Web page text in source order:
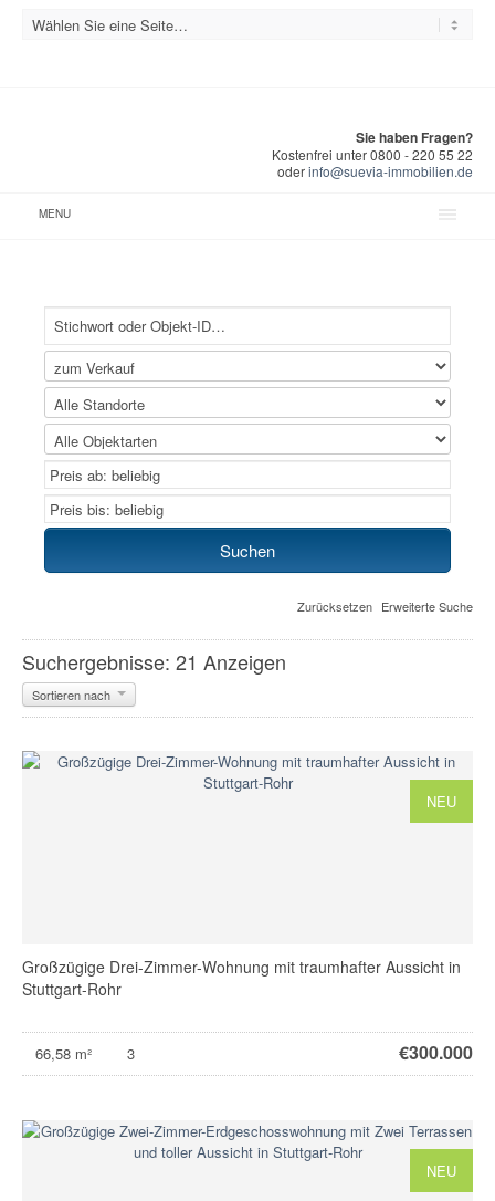
Sie haben Fragen?
Kostenfrei unter 0800 - 220 55 22
oderinfo@suevia-immobilien.de
MENU
Zurücksetzen Erweiterte Suche
Suchergebnisse: 21 Anzeigen
Sortieren nach
NEU
Großzügige Drei-Zimmer-Wohnung mit traumhafter Aussicht in
Stuttgart-Rohr
66,58 m² 3 €300.000
NEU